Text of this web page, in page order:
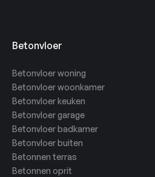
Betonvloer
Betonvloer woning
Betonvloer woonkamer
Betonvloer keuken
Betonvloer garage
Betonvloer badkamer
Betonvloer buiten
Betonnen terras
Betonnen oprit